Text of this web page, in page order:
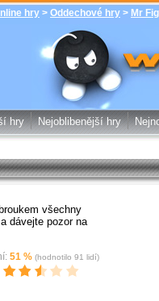
hry > Oddechové hry > Mr
Mr Figgles -
online hry
hry Nejoblibenější hry
všechny
dávejte pozor na
51 % (hodnotilo 91 lidí)